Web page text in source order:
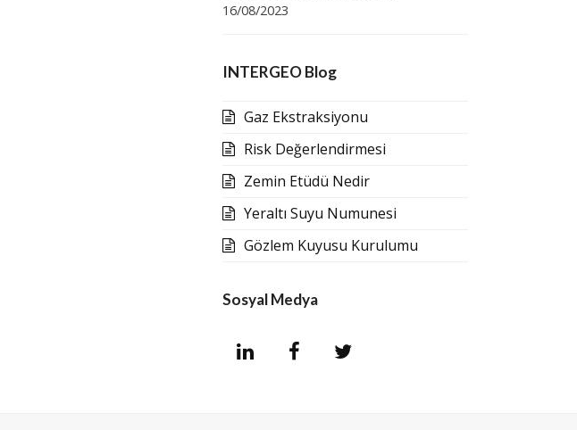
16/08/2023
INTERGEO Blog
Gaz Ekstraksiyonu
Risk Değerlendirmesi
Zemin Etüdü Nedir
Yeraltı Suyu Numunesi
Gözlem Kuyusu Kurulumu
Sosyal Medya
L